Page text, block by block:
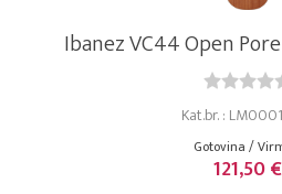
Ibanez VC44 Open
Kat.br. :
Gotovina /
121,50 €